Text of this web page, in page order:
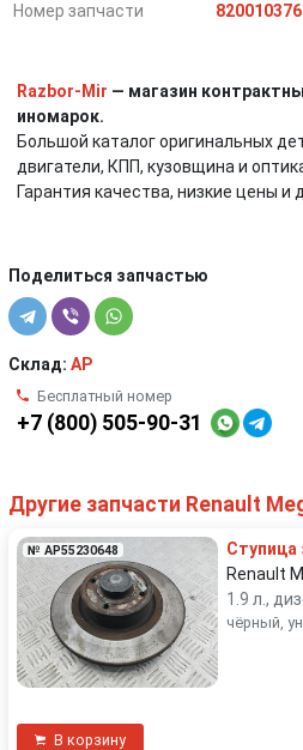
Номер запчасти
Razbor-Mir — магазин
иномарок.
Большой каталог оригинальных
двигатели, КПП, кузовщина и
Гарантия качества, низкие цены и
Поделиться запчастью
Склад: AP
Бесплатный номер
+7 (800) 505-90-31
Другие запчасти Renault
№ AP55230648
Ступица
Renault
1.9 л.,
чёрный,
В корзину